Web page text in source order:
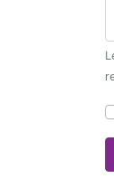
Les